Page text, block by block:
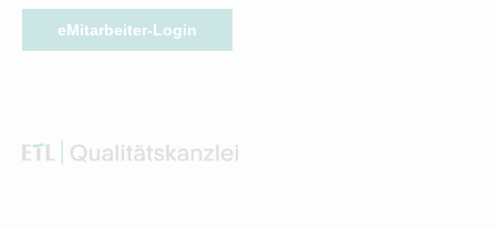
eMitarbeiter-Login